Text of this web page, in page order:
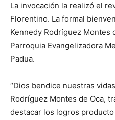
La invocación la realizó el
Florentino. La formal
Kennedy Rodríguez Montes
Parroquia Evangelizadora
Padua.
“Dios bendice nuestras
Rodríguez Montes de Oca,
destacar los logros